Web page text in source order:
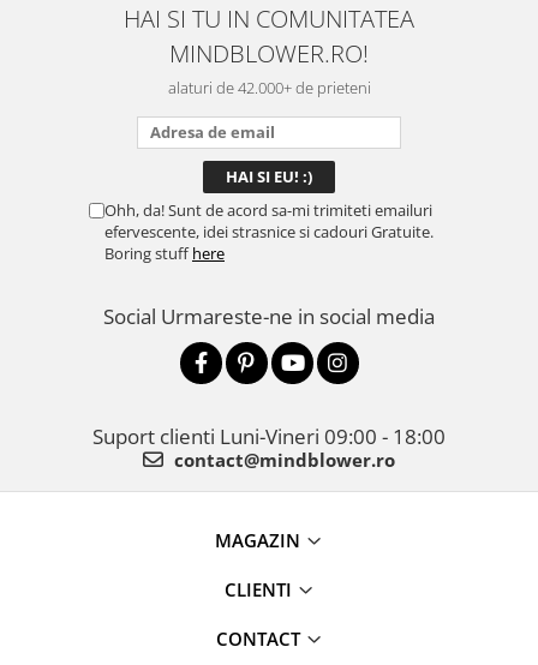
HAI SI TU IN COMUNITATEA
MINDBLOWER.RO!
alaturi de 42.000+ de prieteni
Ohh, da! Sunt de acord sa-mi trimiteti emailuri
efervescente, idei strasnice si cadouri Gratuite.
Boring stuffhere
Social Urmareste-ne in social media
Suport clienti Luni-Vineri 09:00 - 18:00
contact@mindblower.ro
MAGAZIN
CLIENTI
CONTACT